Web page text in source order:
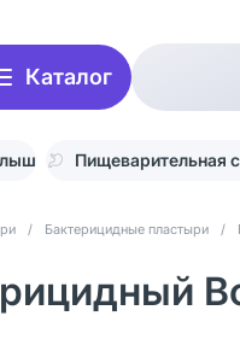
Каталог
Пищеварительная
/ Бактерицидные пластыри /